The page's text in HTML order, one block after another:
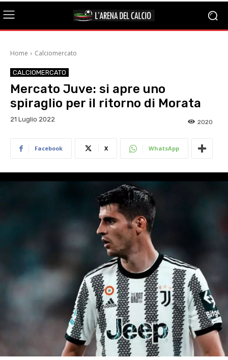
Home Calciomercato
CALCIOMERCATO
Mercato Juve: si apre uno
spiraglio per il ritorno di Morata
21 Luglio 2022 2020
Facebook X WhatsApp